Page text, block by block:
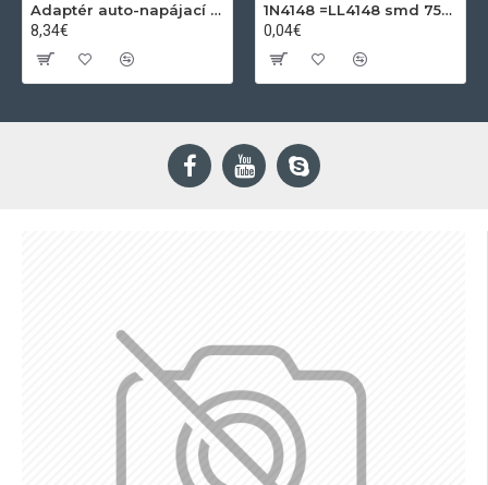
Adaptér auto-napájací 1xkon./3x zdierka- 12/24V, USB 1000mA
8,34€
1N4148 =LL4148 smd 75V,0.15A SOD80C
0,04€